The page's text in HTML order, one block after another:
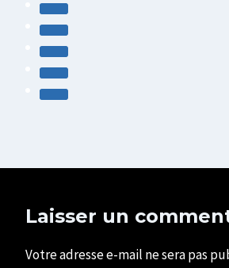
Laisser un
Votre adresse e-mail ne sera pas